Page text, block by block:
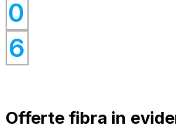
0
0
6
0
Offerte fibra in